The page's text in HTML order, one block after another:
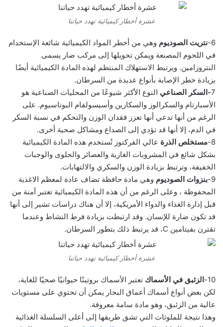
عشرة أخطار كيميائية تهدد حياتنا
6- نتريت الصوديوم وهي من أخطر المواد الكيميائية شائعة الإستخدام
في اللحوم المصنعة ويمكن تحويلها إلى مركب ضار يسمى
النتروزامين. ويرتبط الاستهلاك المنتظم لهذه المادة الكيميائية أيضًا
بزيادة خطر الإصابة بأنواع عديدة من السرطان.
7-السكر الصناعي النوع الأكثر شيوعًا من المحليات الصناعية هو
الأسبارتام والسكرالوز والسكارين وأسيسولفام البوتاسيوم. على
الرغم من أنها تدعي أنها تعزز فقدان الوزن والتحكم في نسبة السكر
في الدم، إلا أنها قد تؤدي إلى الصداع ومشاكل صحية أخرى.
8- مستخلص الذرة عالي الفركتوز تُستخدم هذه المادة الكيميائية
بشكل شائع في المشروبات الغازية والعصائر والحلوى والوجبات
الخفيفة، وترتبط بزيادة الوزن والسكري والالتهابات.
9- بنزوات الصوديوم وهي مادة حافظة تضاف عادة لمعظم الاغذية
المحفوظة ، وعلى الرغم من أن هذه المادة الكيميائية تعتبر آمنة من
قبل إدارة الغذاء والدواء الأمريكية، إلا أن هناك دراسات تشير إلى أنها
قد تكون ضارة للإنسان. وقد ارتبطت بزيادة فرط النشاط وعندما
تقترن بفيتامين C، قد يرتبط ذلك بتطور السرطان.
عشرة أخطار كيميائية تهدد حياتنا
10- الزئبق في الأسماك تعتبر الأسماك بروتينًا حيوانيًا صحيًا للغاية،
لكن بعض أنواع أسماك أعماق البحار يمكن أن تحتوي على مستويات
عالية من الزئبق، وهو مادة سامة معروفة.
وهذا نتيجة للملوثات التي تشق طريقها إلى أعلى السلسلة الغذائية